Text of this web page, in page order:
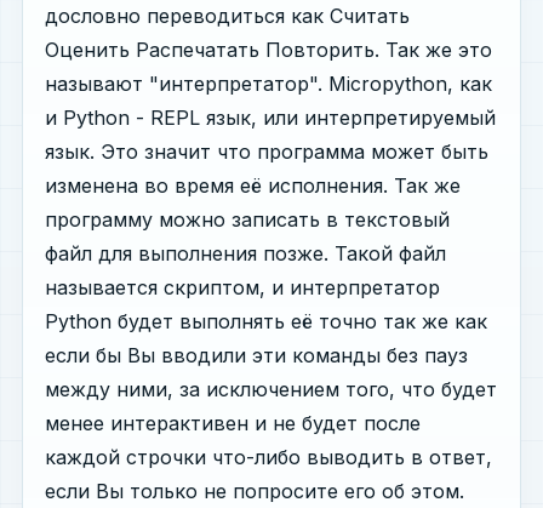
дословно переводиться как Считать
Оценить Распечатать Повторить. Так же это
называют "интерпретатор". Micropython, как
и Python - REPL язык, или интерпретируемый
язык. Это значит что программа может быть
изменена во время её исполнения. Так же
программу можно записать в текстовый
файл для выполнения позже. Такой файл
называется скриптом, и интерпретатор
Python будет выполнять её точно так же как
если бы Вы вводили эти команды без пауз
между ними, за исключением того, что будет
менее интерактивен и не будет после
каждой строчки что-либо выводить в ответ,
если Вы только не попросите его об этом.